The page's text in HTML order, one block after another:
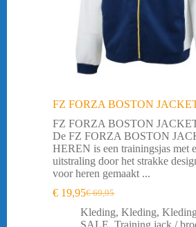
FZ FORZA BOSTON
FZ FORZA BOSTON
De FZ FORZA BOSTON
HEREN is een trainingsjas met
uitstraling door het strakke
voor heren gemaakt ...
€69,95
Oorspronkelijke
prijs
was:
€ 19,95Huidige
prijs
is:
Kleding, Kleding,